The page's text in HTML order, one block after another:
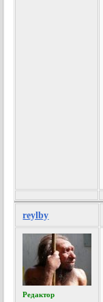
reylby
Редактор